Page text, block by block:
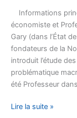
Informations
économiste et
Gary (dans l’État
fondateurs de la
introduit l’étude
problématique
été Professeur
Biographie
Lire la suite »